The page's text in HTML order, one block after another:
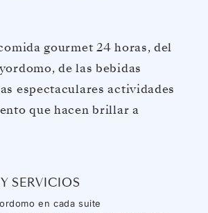
gourmet 24 horas, del
de las bebidas
espectaculares actividades
que hacen brillar a
SERVICIOS
en cada suite